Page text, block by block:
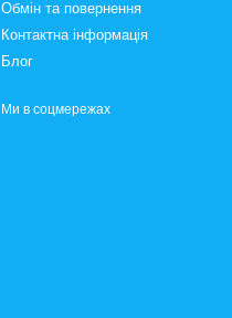
Обмін та повернення
Контактна інформація
Блог
Ми в соцмережах